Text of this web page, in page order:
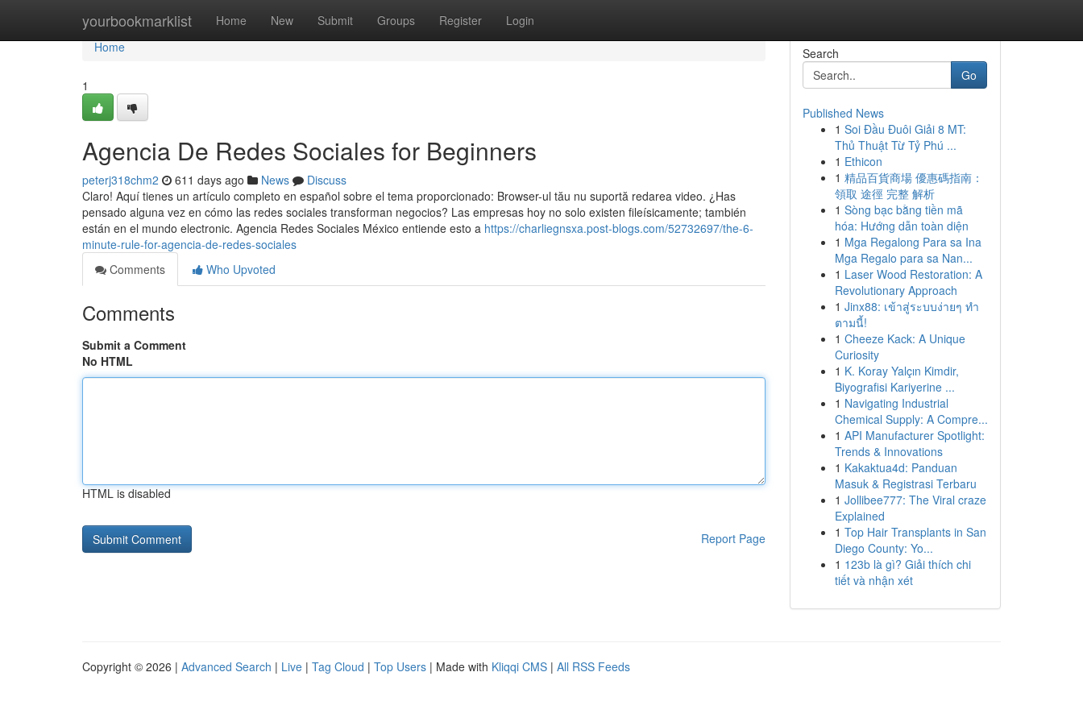
yourbookmarklist Home New Submit Groups Register Login
Home
Home
1
Agencia De Redes Sociales for Beginners
peterj318chm2 611 days ago News
Discuss
Claro! Aquí tienes un artículo completo en español sobre el tema proporcionado: Browser-ul tău nu suportă redarea video. ¿Has
pensado alguna vez en cómo las redes sociales transforman negocios? Las empresas hoy no solo existen fileísicamente; también
están en el mundo electronic. Agencia Redes Sociales México entiende esto a https://charliegnsxa.post-blogs.com/52732697/the-6-
minute-rule-for-agencia-de-redes-sociales
Comments
Who Upvoted
Comments
Submit a Comment
No HTML
HTML is disabled
Report Page
Search
Go
Published News
1 Soi Đầu Đuôi Giải 8 MT:
Thủ Thuật Từ Tỷ Phú ...
1 Ethicon
1 精品百貨商場 優惠碼指南：
領取 途徑 完整 解析
1 Sòng bạc bằng tiền mã
hóa: Hướng dẫn toàn diện
1 Mga Regalong Para sa Ina
Mga Regalo para sa Nan...
1 Laser Wood Restoration: A
Revolutionary Approach
1 Jinx88: เข้าสู่ระบบง่ายๆ ทำ
ตามนี้!
1 Cheeze Kack: A Unique
Curiosity
1 K. Koray Yalçın Kimdir,
Biyografisi Kariyerine ...
1 Navigating Industrial
Chemical Supply: A Compre...
1 API Manufacturer Spotlight:
Trends & Innovations
1 Kakaktua4d: Panduan
Masuk & Registrasi Terbaru
1 Jollibee777: The Viral craze
Explained
1 Top Hair Transplants in San
Diego County: Yo...
1 123b là gì? Giải thích chi
tiết và nhận xét
Copyright © 2026 | Advanced Search | Live | Tag Cloud | Top Users | Made with Kliqqi CMS | All RSS Feeds